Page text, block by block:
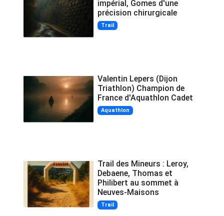
impérial, Gomes d'une
précision chirurgicale
Trail
Valentin Lepers (Dijon
Triathlon) Champion de
France d'Aquathlon Cadet
Aquathlon
Trail des Mineurs : Leroy,
Debaene, Thomas et
Philibert au sommet à
Neuves-Maisons
Trail